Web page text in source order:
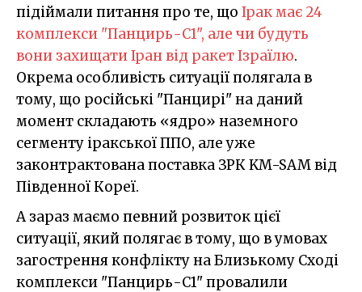
підіймали питання про те, що Ірак має 24
комплекси "Панцирь-С1", але чи будуть
вони захищати Іран від ракет Ізраїлю.
Окрема особливість ситуації полягала в
тому, що російські "Панцирі" на даний
момент складають «ядро» наземного
сегменту іракської ППО, але уже
законтрактована поставка ЗРК KM-SAM від
Південної Кореї.
А зараз маємо певний розвиток цієї
ситуації, який полягає в тому, що в умовах
загострення конфлікту на Близькому Сході
комплекси "Панцирь-С1" провалили